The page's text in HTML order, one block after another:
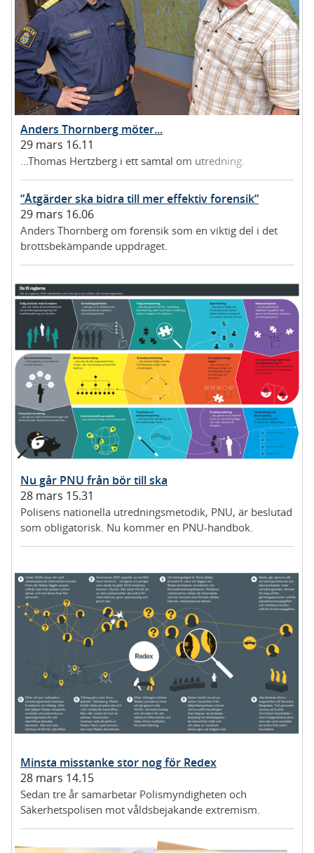
Anders Thornberg möter...
29 mars 16.11
...Thomas Hertzberg i ett samtal om utredning.
”Åtgärder ska bidra till mer effektiv forensik”
29 mars 16.06
Anders Thornberg om forensik som en viktig del i det
brottsbekämpande uppdraget.
Nu går PNU från bör till ska
28 mars 15.31
Polisens nationella utredningsmetodik, PNU, är beslutad
som obligatorisk. Nu kommer en PNU-handbok.
Minsta misstanke stor nog för Redex
28 mars 14.15
Sedan tre år samarbetar Polismyndigheten och
Säkerhetspolisen mot våldsbejakande extremism.